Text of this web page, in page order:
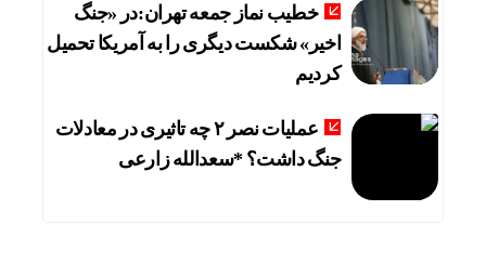
خطیب نماز جمعه تهران:در «جنگ
اخیر» شکست دیگری را به آمریکا تحمیل
کردیم
عملیات نصر ۲ چه تاثیری در معادلات
جنگ داشت؟ *سعدالله زارعی